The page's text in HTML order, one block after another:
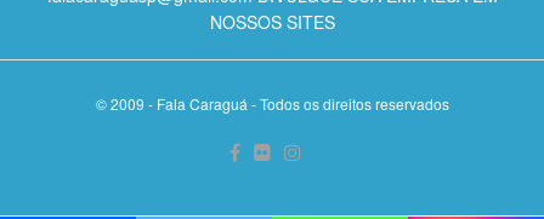
NOSSOS SITES
© 2009 - Fala Caraguá - Todos os direitos reservados